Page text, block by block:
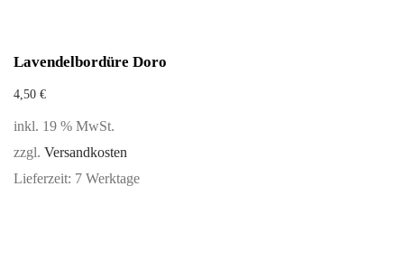
Lavendelbordüre Doro
4,50 €
inkl. 19 % MwSt.
zzgl. Versandkosten
Lieferzeit: 7 Werktage